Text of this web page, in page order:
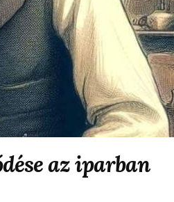
az iparban